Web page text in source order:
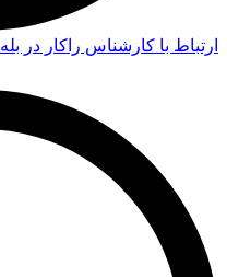
ارتباط با کارشناس راکار در بله